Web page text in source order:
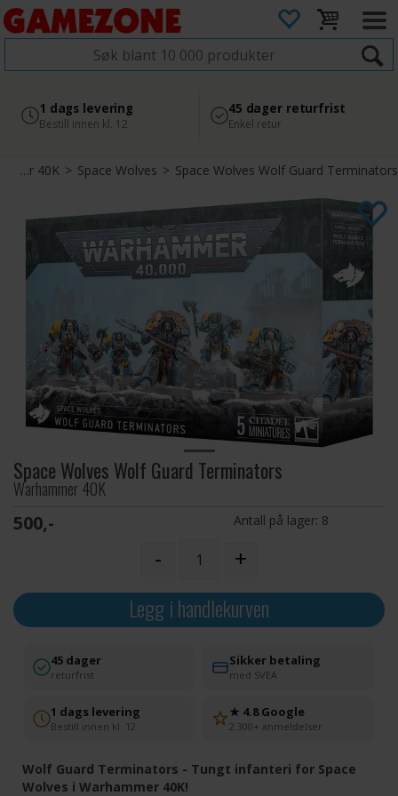
4.8
2 300+ anmeldelser på
Google
Sikker betaling
med Svea
1 dags levering
Bestill innen kl. 12
45 dager returfrist
Enkel retur
Warhammer 40K>Space Wolves>Space Wolves Wolf Guard Terminators
Space Wolves Wolf Guard Terminators
Warhammer 40K
500,- Antall på lager: 8
- +
Legg i handlekurven
45 dager
returfrist
Sikker betaling
med SVEA
1 dags levering
Bestill innen kl. 12
★ 4.8 Google
2 300+ anmeldelser
Wolf Guard Terminators - Tungt infanteri for Space
Wolves i Warhammer 40K!